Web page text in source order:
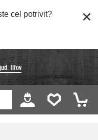
cel potrivit?
Ilfov